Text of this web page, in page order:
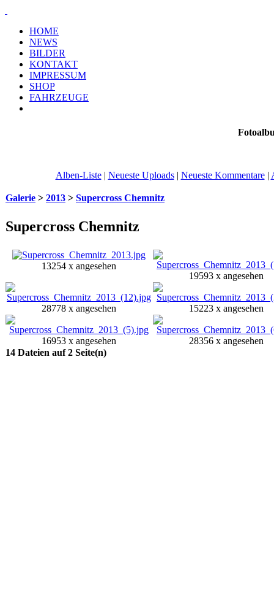
HOME
NEWS
BILDER
KONTAKT
IMPRESSUM
SHOP
FAHRZEUGE
Alben-Liste| Neueste Uploads| Neueste Kommentare|
Galerie > 2013 > Supercross Chemnitz
Supercross Chemnitz
13254 x angesehen
19593 x angesehen
28778 x angesehen 15223 x angesehen
16953 x angesehen
28356 x angesehen
14 Dateien auf 2 Seite(n)